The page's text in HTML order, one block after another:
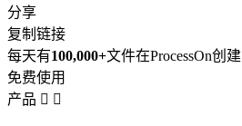
分享
复制链接
每天有100,000+文件在ProcessOn创建
免费使用
产品  